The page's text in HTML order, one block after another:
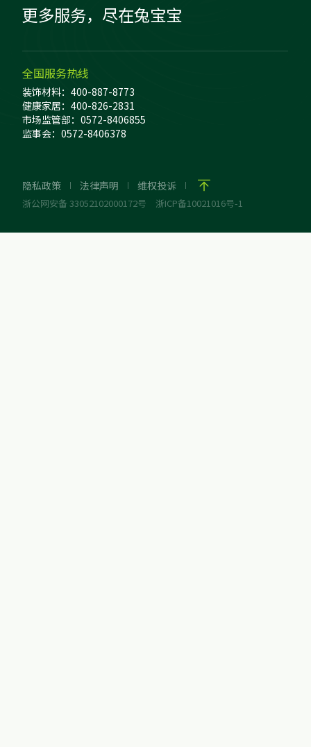
更多服务，尽在兔宝宝
浙公网安备 33052102000172号 浙ICP备10021016号-1
全国服务热线
装饰材料：400-887-8773
健康家居：400-826-2831
市场监管部：0572-8406855
监事会：0572-8406378
隐私政策 法律声明 维权投诉